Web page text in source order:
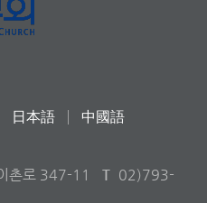
日本語 中國語
촌로 347-11
T 02)793-